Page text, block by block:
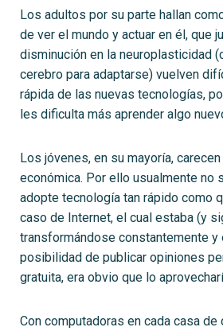
Los adultos por su parte hallan
de ver el mundo y actuar en él, que
disminución en la neuroplasticidad
cerebro para adaptarse) vuelven
rápida de las nuevas tecnologías,
les dificulta más aprender algo
Los jóvenes, en su mayoría,
económica. Por ello usualmente no
adopte tecnología tan rápido como
caso de Internet, el cual estaba (y
transformándose constantemente y
posibilidad de publicar opiniones
gratuita, era obvio que lo
Con computadoras en cada casa de